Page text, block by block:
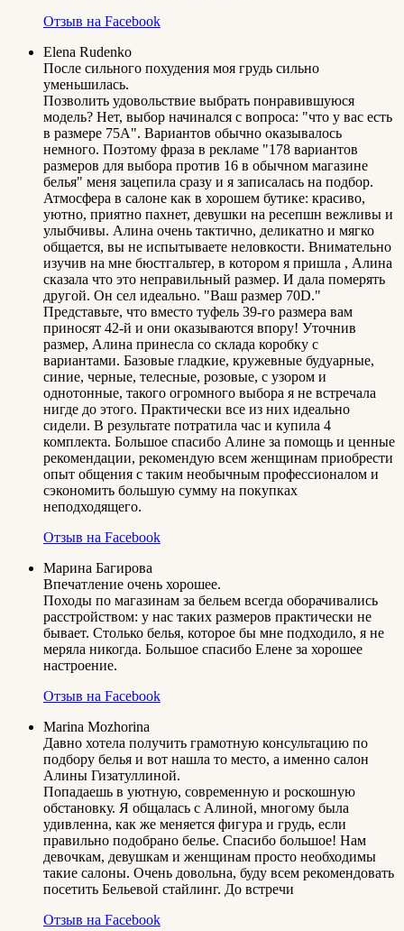
Отзыв на Facebook
Elena Rudenko
После сильного похудения моя грудь сильно
уменьшилась.
Позволить удовольствие выбрать понравившуюся
модель? Нет, выбор начинался с вопроса: "что у вас есть
в размере 75А". Вариантов обычно оказывалось
немного. Поэтому фраза в рекламе "178 вариантов
размеров для выбора против 16 в обычном магазине
белья" меня зацепила сразу и я записалась на подбор.
Атмосфера в салоне как в хорошем бутике: красиво,
уютно, приятно пахнет, девушки на ресепшн вежливы и
улыбчивы. Алина очень тактично, деликатно и мягко
общается, вы не испытываете неловкости. Внимательно
изучив на мне бюстгальтер, в котором я пришла , Алина
сказала что это неправильный размер. И дала померять
другой. Он сел идеально. "Ваш размер 70D."
Представьте, что вместо туфель 39-го размера вам
приносят 42-й и они оказываются впору! Уточнив
размер, Алина принесла со склада коробку с
вариантами. Базовые гладкие, кружевные будуарные,
синие, черные, телесные, розовые, с узором и
однотонные, такого огромного выбора я не встречала
нигде до этого. Практически все из них идеально
сидели. В результате потратила час и купила 4
комплекта. Большое спасибо Алине за помощь и ценные
рекомендации, рекомендую всем женщинам приобрести
опыт общения с таким необычным профессионалом и
сэкономить большую сумму на покупках
неподходящего.
Отзыв на Facebook
Марина Багирова
Впечатление очень хорошее.
Походы по магазинам за бельем всегда оборачивались
расстройством: у нас таких размеров практически не
бывает. Столько белья, которое бы мне подходило, я не
меряла никогда. Большое спасибо Елене за хорошее
настроение.
Отзыв на Facebook
Marina Mozhorina
Давно хотела получить грамотную консультацию по
подбору белья и вот нашла то место, а именно салон
Алины Гизатуллиной.
Попадаешь в уютную, современную и роскошную
обстановку. Я общалась с Алиной, многому была
удивленна, как же меняется фигура и грудь, если
правильно подобрано белье. Спасибо большое! Нам
девочкам, девушкам и женщинам просто необходимы
такие салоны. Очень довольна, буду всем рекомендовать
посетить Бельевой стайлинг. До встречи
Отзыв на Facebook